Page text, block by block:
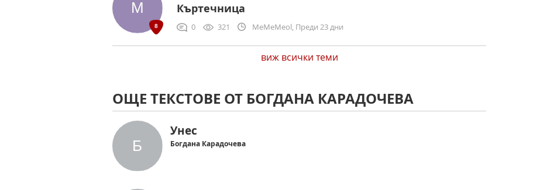
Къртечница
0 321 MeMeMeol, Преди 23 дни
виж всички теми
ОЩЕ ТЕКСТОВЕ ОТ БОГДАНА КАРАДОЧЕВА
Унес
Богдана Карадочева